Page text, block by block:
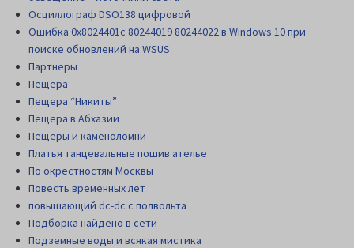
Осциллограф DSO138 цифровой
Ошибка 0x8024401c 80244019 80244022 в Windows 10 при
поиске обновлений на WSUS
Партнеры
Пещера
Пещера “Никиты”
Пещера в Абхазии
Пещеры и каменоломни
Платья танцевальные пошив ателье
По окрестностям Москвы
Повесть временных лет
повышающий dc-dc с полвольта
Подборка найдено в сети
Подземные воды и всякая мистика